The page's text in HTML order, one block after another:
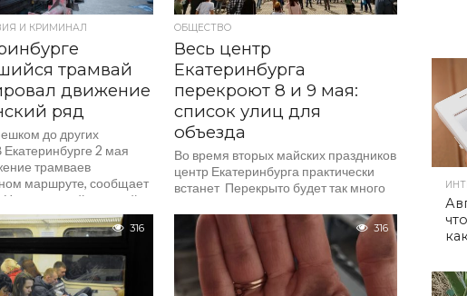
И КРИМИНАЛ
трамвай
движение
ряд
до других
Екатеринбурге 2 мая
трамваев
маршруте, сообщает
Неисправный трамвай
пути, из-за чего
ОБЩЕСТВО
Весь центр
Екатеринбурга
перекроют 8 и 9 мая:
список улиц для
объезда
Во время вторых майских праздников
центр Екатеринбурга практически
встанет Перекрыто будет так много
заложить время на то, чтобы...
316 316